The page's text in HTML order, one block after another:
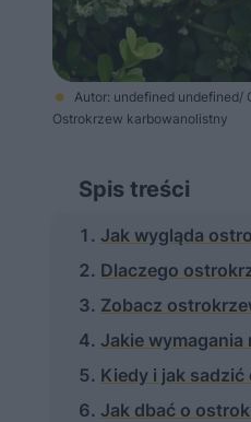
Autor: undefined undefined/
Ostrokrzew karbowanolistny
Spis treści
Jak wygląda
Dlaczego
Zobacz
Jakie
Kiedy i jak
Jak dbać o